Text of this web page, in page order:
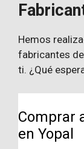
Hemos
fabricantes
ti. ¿Qué
Comprar
en Yopal